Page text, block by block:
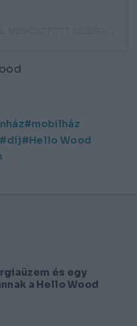
mobilház
díj
Hello Wood
és egy
a Hello Wood